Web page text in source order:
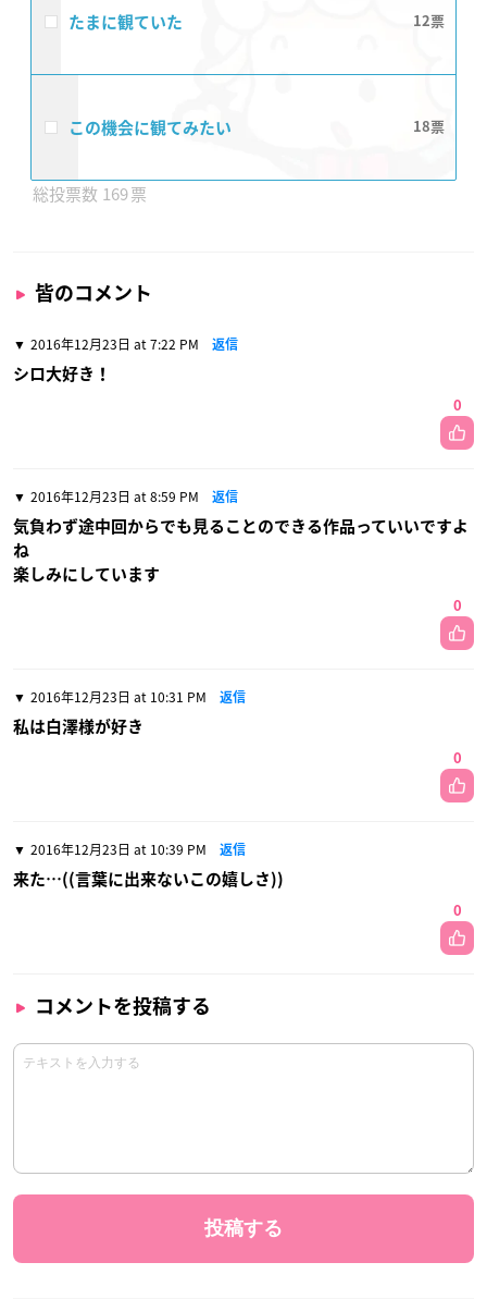
たまに観ていた 12
この機会に観てみたい 18
169
皆のコメント
2016年12月23日 at 7:22 PM 返信
シロ大好き！
0
2016年12月23日 at 8:59 PM 返信
気負わず途中回からでも見ることのできる作品っていいですよ
ね
楽しみにしています
0
2016年12月23日 at 10:31 PM 返信
私は白澤様が好き
0
2016年12月23日 at 10:39 PM 返信
来た…((言葉に出来ないこの嬉しさ))
0
コメントを投稿する